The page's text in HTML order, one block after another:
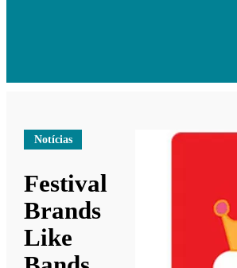
Notícias
Festival
Brands
Like